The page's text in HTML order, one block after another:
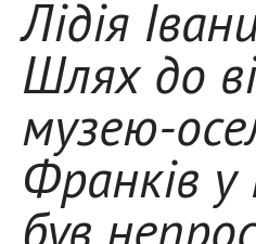
Лідія
Шлях до
музею-
Франків у
був